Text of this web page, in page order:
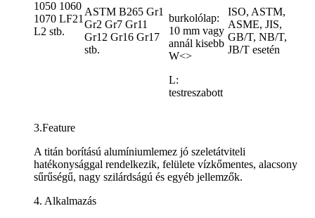
1050 1060
1070 LF21
L2 stb.
ASTM B265 Gr1
Gr2 Gr7 Gr11
Gr12 Gr16 Gr17
stb.
burkolólap:
10 mm vagy
annál kisebb
W<>
L:
testreszabott
ISO, ASTM,
ASME, JIS,
GB/T, NB/T,
JB/T esetén
3.Feature
A titán borítású alumíniumlemez jó szeletátviteli
hatékonysággal rendelkezik, felülete vízkőmentes, alacsony
sűrűségű, nagy szilárdságú és egyéb jellemzők.
4. Alkalmazás